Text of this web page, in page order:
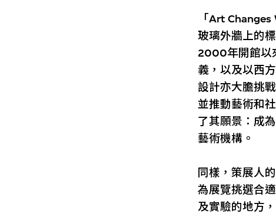
「Art
玻璃外牆上的
2000年開館以
義，以及以西
設計亦大膽挑
並推動藝術和
了其願景：成
藝術機構。
同樣，策展人
為展覽挑選合
及實驗的地方